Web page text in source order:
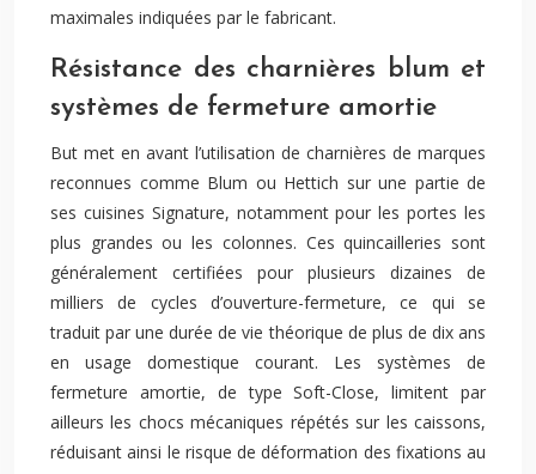
maximales indiquées par le fabricant.
Résistance des charnières blum et
systèmes de fermeture amortie
But met en avant l’utilisation de charnières de marques
reconnues comme Blum ou Hettich sur une partie de
ses cuisines Signature, notamment pour les portes les
plus grandes ou les colonnes. Ces quincailleries sont
généralement certifiées pour plusieurs dizaines de
milliers de cycles d’ouverture-fermeture, ce qui se
traduit par une durée de vie théorique de plus de dix ans
en usage domestique courant. Les systèmes de
fermeture amortie, de type Soft-Close, limitent par
ailleurs les chocs mécaniques répétés sur les caissons,
réduisant ainsi le risque de déformation des fixations au